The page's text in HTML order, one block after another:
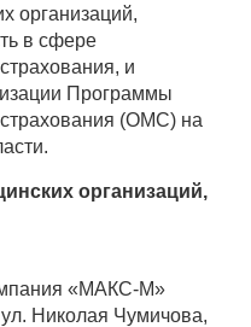
организаций,
в сфере
и
Программы
страхования (ОМС) на
организаций,
«МАКС-М»
Николая Чумичова,